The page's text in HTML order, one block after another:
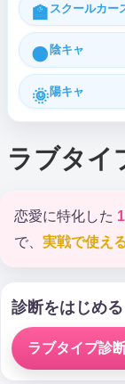
🏫 スクールカー
🌑 陰キャ
🌞 陽キャ
ラブタイ
恋愛に特化した
で、 実戦で使え
診断をはじめる
ラブタイプ診